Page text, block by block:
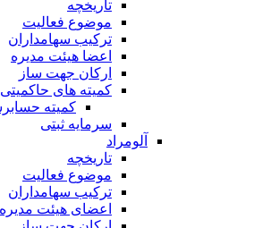
تاریخچه
موضوع فعالیت
ترکیب سهامداران
اعضا هیئت مدیره
ارکان جهت ساز
کمیته های حاکمیتی
کمیته
سرمایه ثبتی
آلومراد
تاریخچه
موضوع فعالیت
ترکیب سهامداران
اعضای هیئت مدیره